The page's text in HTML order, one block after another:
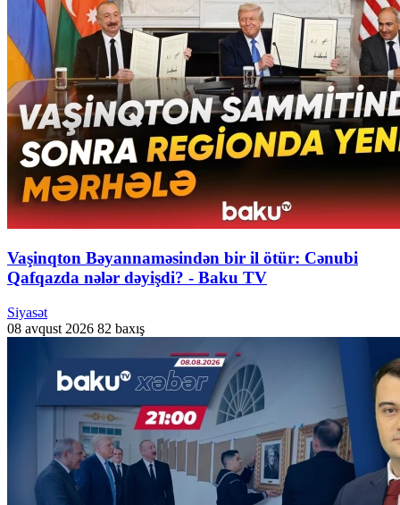
Vaşinqton Bəyannaməsindən bir il ötür: Cənubi
Qafqazda nələr dəyişdi? - Baku TV
Siyasət
08 avqust 2026 82 baxış